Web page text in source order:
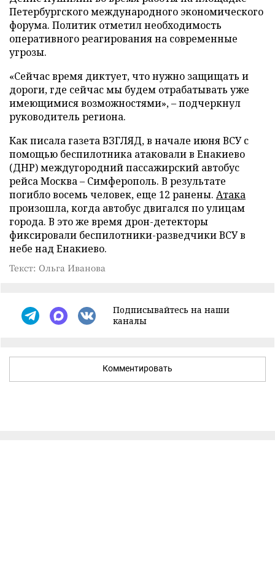
Петербургского международного экономического
форума. Политик отметил необходимость
оперативного реагирования на современные
угрозы.
«Сейчас время диктует, что нужно защищать и
дороги, где сейчас мы будем отрабатывать уже
имеющимися возможностями», – подчеркнул
руководитель региона.
Как писала газета ВЗГЛЯД, в начале июня ВСУ с
помощью беспилотника атаковали в Енакиево
(ДНР) междугородний пассажирский автобус
рейса Москва – Симферополь. В результате
погибло восемь человек, еще 12 ранены. Атака
произошла, когда автобус двигался по улицам
города. В это же время дрон-детекторы
фиксировали беспилотники-разведчики ВСУ в
небе над Енакиево.
Текст: Ольга Иванова
Подписывайтесь на наши
каналы
Комментировать